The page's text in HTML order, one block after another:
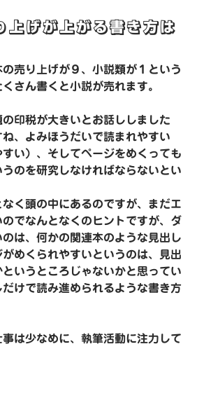
上げが上がる書き方は
売り上げが９、小説類が１という
さん書くと小説が売れます。
印税が大きいとお話ししました
、よみほうだいで読まれやすい
すい）、そしてページをめくっても
のを研究しなければならないとい
く頭の中にあるのですが、まだエ
のでなんとなくのヒントですが、ダ
は、何かの関連本のような見出し
めくられやすいというのは、見出
いうところじゃないかと思ってい
けで読み進められるような書き方
は少なめに、執筆活動に注力して